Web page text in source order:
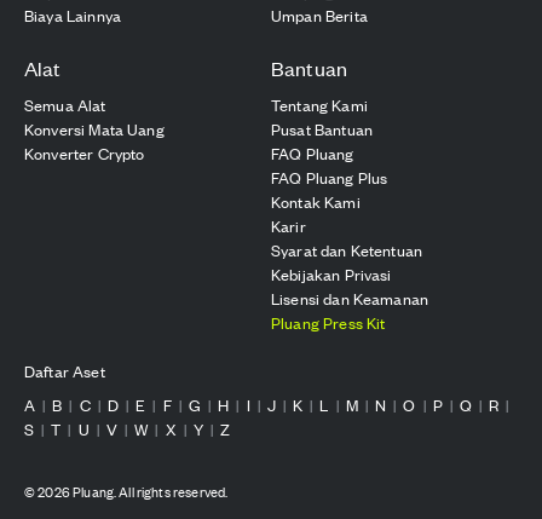
Biaya Lainnya
Umpan Berita
Alat
Semua Alat
Konversi Mata Uang
Konverter Crypto
Bantuan
Tentang Kami
Pusat Bantuan
FAQ Pluang
FAQ Pluang Plus
Kontak Kami
Karir
Syarat dan Ketentuan
Kebijakan Privasi
Lisensi dan Keamanan
Pluang Press Kit
Daftar Aset
A | B | C | D | E | F | G | H | I | J | K | L | M | N | O | P | Q | R |
S | T | U | V | W | X | Y | Z
©2026Pluang. All rights reserved.